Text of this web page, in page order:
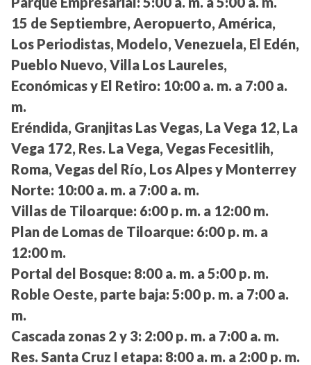
15 de Septiembre, Aeropuerto, América,
Los Periodistas, Modelo, Venezuela, El Edén,
Pueblo Nuevo, Villa Los Laureles,
Económicas y El Retiro: 10:00 a. m. a 7:00 a.
m.
Eréndida, Granjitas Las Vegas, La Vega 12, La
Vega 172, Res. La Vega, Vegas Fecesitlih,
Roma, Vegas del Río, Los Alpes y Monterrey
Norte: 10:00 a. m. a 7:00 a. m.
Villas de Tiloarque: 6:00 p. m. a 12:00 m.
Plan de Lomas de Tiloarque: 6:00 p. m. a
12:00 m.
Portal del Bosque: 8:00 a. m. a 5:00 p. m.
Roble Oeste, parte baja: 5:00 p. m. a 7:00 a.
m.
Cascada zonas 2 y 3: 2:00 p. m. a 7:00 a. m.
Res. Santa Cruz I etapa: 8:00 a. m. a 2:00 p. m.